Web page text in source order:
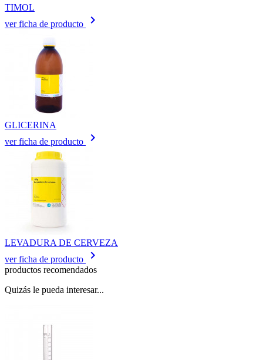
TIMOL
ver ficha de producto
keyboard_arrow_right
GLICERINA
ver ficha de producto
keyboard_arrow_right
LEVADURA DE CERVEZA
ver ficha de producto
keyboard_arrow_right
productos recomendados
Quizás le pueda interesar...